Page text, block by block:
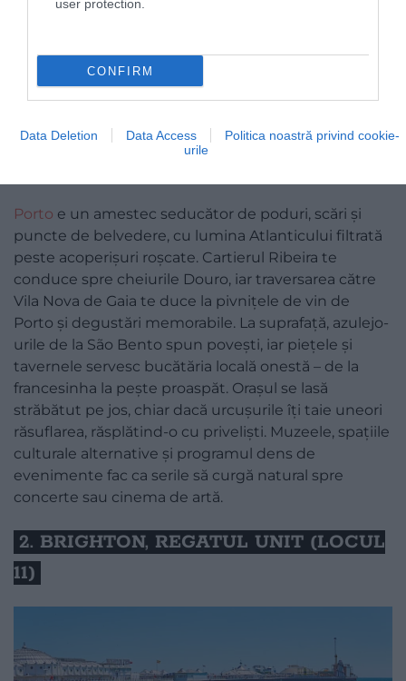
user protection.
CONFIRM
Data Deletion Data Access
Politica noastră privind cookie-
urile
Porto e un amestec seducător de poduri, scări și
puncte de belvedere, cu lumina Atlanticului filtrată
peste acoperișuri roșcate. Cartierul Ribeira te
conduce spre cheiurile Douro, iar traversarea către
Vila Nova de Gaia te duce la pivnițele de vin de
Porto și degustări memorabile. La suprafață, azulejo-
urile de la São Bento spun povești, iar piețele și
tavernele servesc bucătăria locală onestă – de la
francesinha la pește proaspăt. Orașul se lasă
străbătut pe jos, chiar dacă urcușurile îți taie uneori
răsuflarea, răsplătind-o cu priveliști. Muzeele, spațiile
culturale alternative și programul dens de
evenimente fac ca serile să curgă natural spre
concerte sau cinema de artă.
2. BRIGHTON, REGATUL UNIT (LOCUL
11)